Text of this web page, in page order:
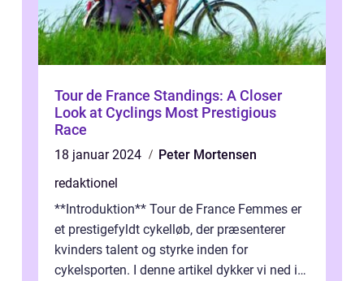
Tour de France Standings: A Closer
Look at Cyclings Most Prestigious
Race
18 januar 2024
Peter Mortensen
redaktionel
**Introduktion** Tour de France Femmes er
et prestigefyldt cykelløb, der præsenterer
kvinders talent og styrke inden for
cykelsporten. I denne artikel dykker vi ned i